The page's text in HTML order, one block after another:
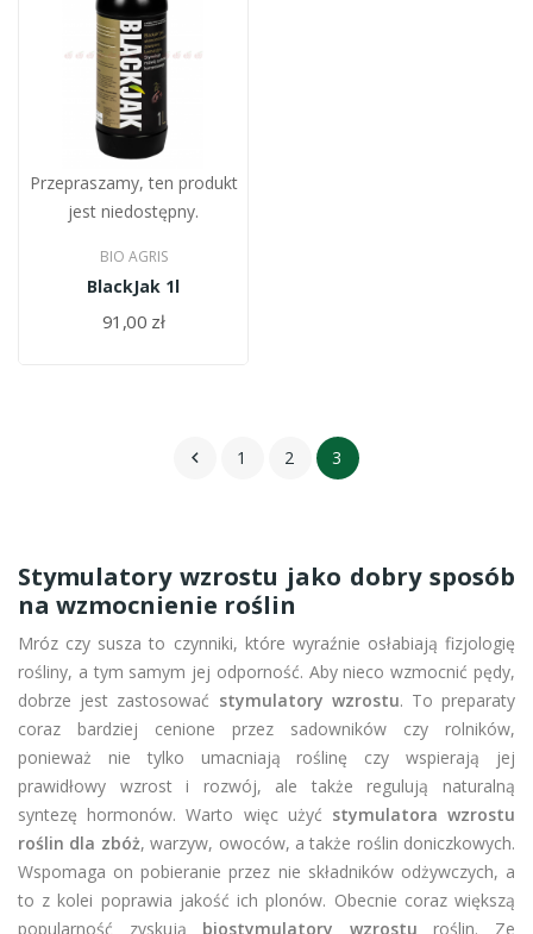
Przepraszamy, ten produkt
jest niedostępny.
BIO AGRIS
BlackJak 1l
91,00 zł
 1 2 3
Stymulatory wzrostu jako dobry sposób
na wzmocnienie roślin
Mróz czy susza to czynniki, które wyraźnie osłabiają fizjologię
rośliny, a tym samym jej odporność. Aby nieco wzmocnić pędy,
dobrze jest zastosować stymulatory wzrostu. To preparaty
coraz bardziej cenione przez sadowników czy rolników,
ponieważ nie tylko umacniają roślinę czy wspierają jej
prawidłowy wzrost i rozwój, ale także regulują naturalną
syntezę hormonów. Warto więc użyć stymulatora wzrostu
roślin dla zbóż, warzyw, owoców, a także roślin doniczkowych.
Wspomaga on pobieranie przez nie składników odżywczych, a
to z kolei poprawia jakość ich plonów. Obecnie coraz większą
popularność zyskują biostymulatory wzrostu roślin. Ze